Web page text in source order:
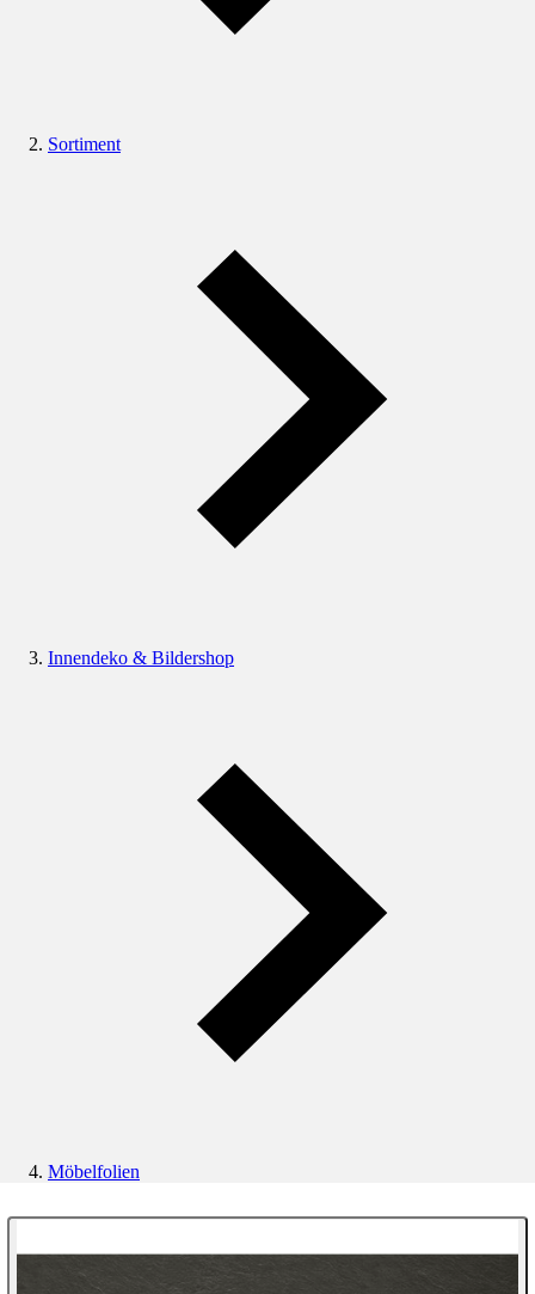
Sortiment
Innendeko & Bildershop
Möbelfolien